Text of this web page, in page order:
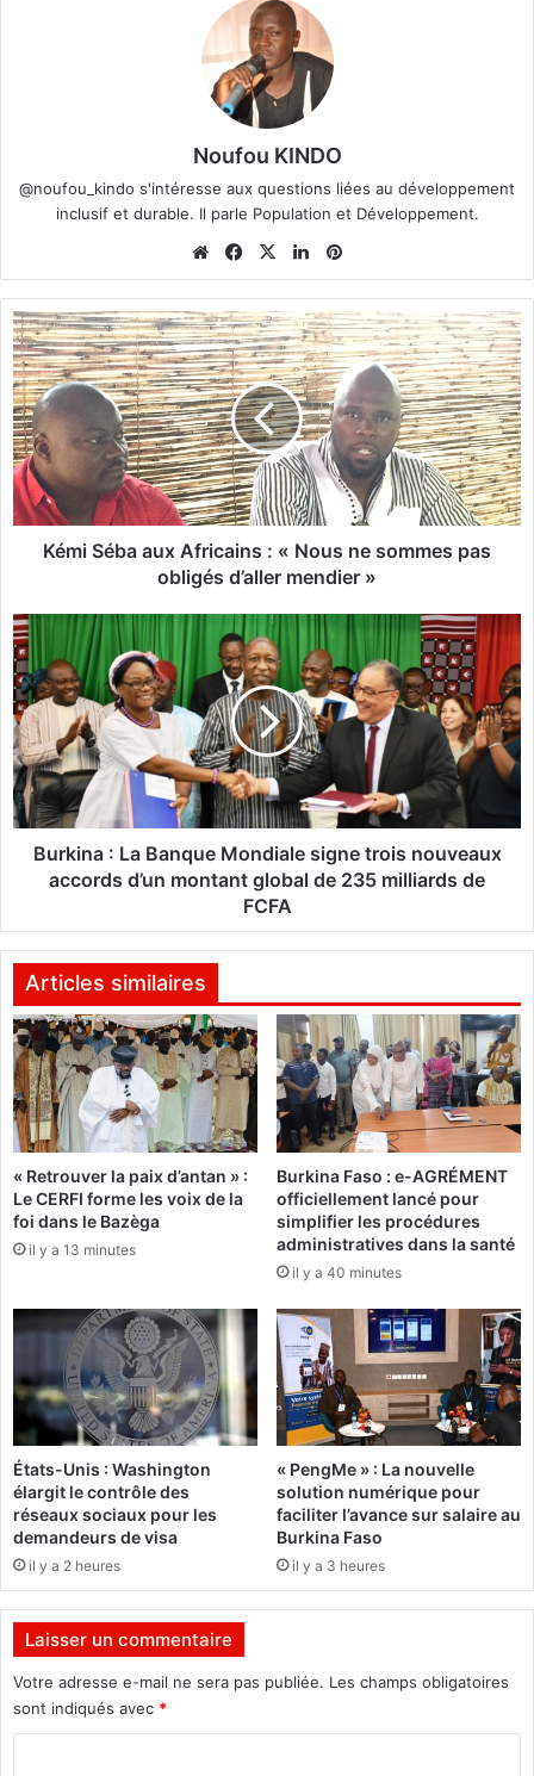
Noufou KINDO
@noufou_kindo s'intéresse aux questions liées au développement
inclusif et durable. Il parle Population et Développement.
We
bsi
te
Fa
ce
bo
ok
X
Lin
ke
din
ter
est
K
é
m
i
S
é
b
a
a
f
r
i
c
a
i
n
s
o
n
e
s
o
m
m
e
s
p
a
i
g
s
d
’
a
l
l
r
e
Kémi Séba aux Africains : « Nous ne sommes pas
obligés d’aller mendier »
B
u
r
k
i
n
a
:
n
e
M
o
n
d
i
a
l
e
s
t
r
i
s
n
o
v
a
x
a
Burkina : La Banque Mondiale signe trois nouveaux
accords d’un montant global de 235 milliards de
FCFA
Articles similaires
« Retrouver la paix d’antan » :
Le CERFI forme les voix de la
foi dans le Bazèga
il y a 13 minutes
Burkina Faso : e-AGRÉMENT
officiellement lancé pour
simplifier les procédures
administratives dans la santé
il y a 40 minutes
États-Unis : Washington
élargit le contrôle des
réseaux sociaux pour les
demandeurs de visa
il y a 2 heures
« PengMe » : La nouvelle
solution numérique pour
faciliter l’avance sur salaire au
Burkina Faso
il y a 3 heures
Laisser un commentaire
Votre adresse e-mail ne sera pas publiée. Les champs obligatoires
sont indiqués avec *